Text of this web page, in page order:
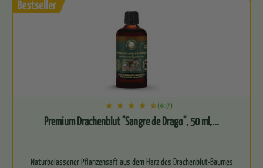
(407)
Premium Drachenblut "Sangre de Drago", 50 ml,...
Naturbelassener Pflanzensaft aus dem Harz des Drachenblut-Baumes